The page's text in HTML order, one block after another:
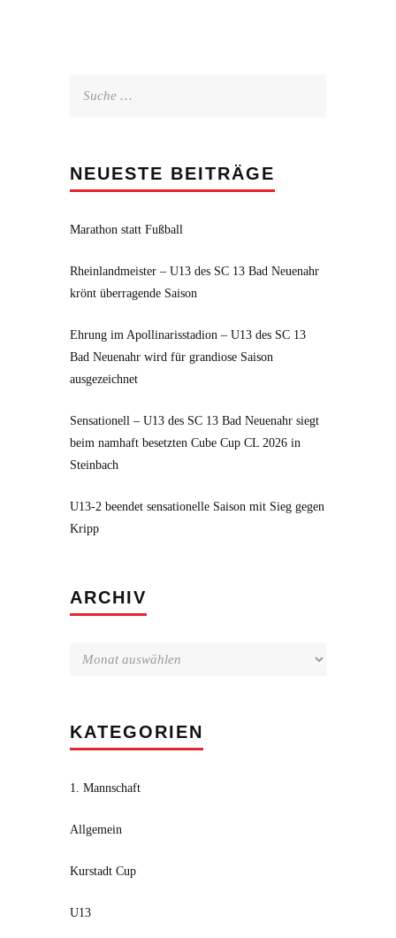
NEUESTE BEITRÄGE
Marathon statt Fußball
Rheinlandmeister – U13 des SC 13 Bad Neuenahr
krönt überragende Saison
Ehrung im Apollinarisstadion – U13 des SC 13
Bad Neuenahr wird für grandiose Saison
ausgezeichnet
Sensationell – U13 des SC 13 Bad Neuenahr siegt
beim namhaft besetzten Cube Cup CL 2026 in
Steinbach
U13-2 beendet sensationelle Saison mit Sieg gegen
Kripp
ARCHIV
KATEGORIEN
1. Mannschaft
Allgemein
Kurstadt Cup
U13